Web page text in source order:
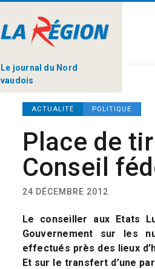
Le journal du Nord
vaudois
ACTUALITÉ POLITIQUE
Place de tir
Conseil
24 DÉCEMBRE 2012
Le conseiller aux Etats
Gouvernement sur les
effectués près des lieux
Et sur le transfert d’une